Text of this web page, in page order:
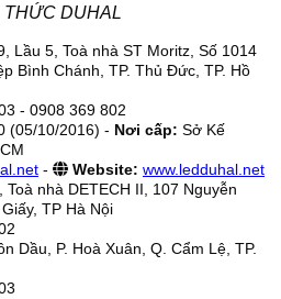
THỨC DUHAL
Lầu 5, Toà nhà ST Moritz, Số 1014
Bình Chánh, TP. Thủ Đức, TP. Hồ
- 0908 369 802
(05/10/2016) - Nơi cấp: Sở Kế
- Website: www.ledduhal.net
Toà nhà DETECH II, 107 Nguyễn
TP Hà Nội
Dầu, P. Hoà Xuân, Q. Cẩm Lệ, TP.